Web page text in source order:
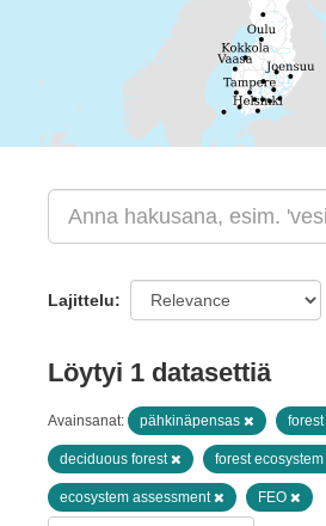
Lajittelu
Löytyi 1 datasettiä
Avainsanat: pähkinäpensas forest
deciduous forest forest ecosystem
ecosystem assessment FEO